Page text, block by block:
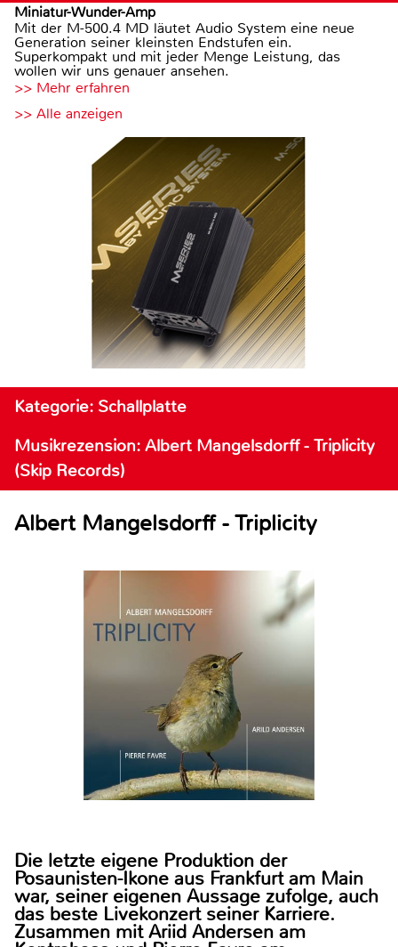
Miniatur-Wunder-Amp
Mit der M-500.4 MD läutet Audio System eine neue
Generation seiner kleinsten Endstufen ein.
Superkompakt und mit jeder Menge Leistung, das
wollen wir uns genauer ansehen.
>> Mehr erfahren
>> Alle anzeigen
Kategorie: Schallplatte
Musikrezension: Albert Mangelsdorff - Triplicity
(Skip Records)
Albert Mangelsdorff - Triplicity
Die letzte eigene Produktion der
Posaunisten-Ikone aus Frankfurt am Main
war, seiner eigenen Aussage zufolge, auch
das beste Livekonzert seiner Karriere.
Zusammen mit Ariid Andersen am